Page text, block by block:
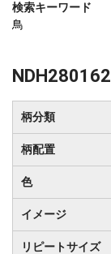
検索キーワード
鳥
NDH280162
柄分類
柄配置
色
イメージ
リピートサイズ